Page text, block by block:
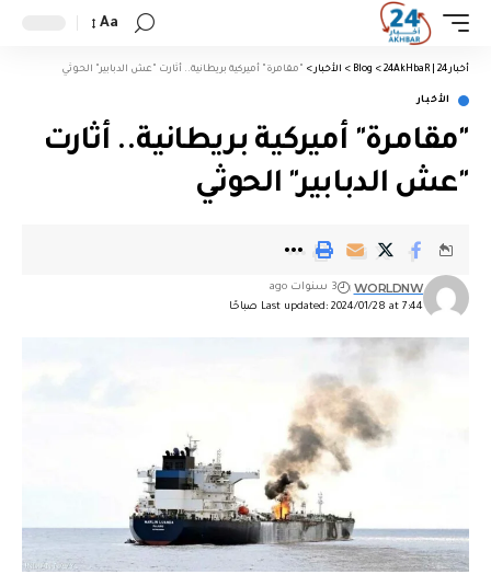
Aa
أخبار 24 | 24AkHbaR >
Blog
> الأخبار > "مقامرة" أميركية بريطانية.. أثارت "عش الدبابير" الحوثي
الأخبار
"مقامرة" أميركية بريطانية.. أثارت
"عش الدبابير" الحوثي
Last updated: 2024/01/28 at 7:44 صباحًا
WORLDNW 3 سنوات ago